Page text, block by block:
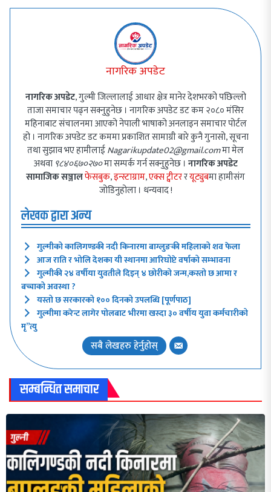
नागरिक अपडेट
नागरिक अपडेट, गुल्मी जिल्लालाई आधार क्षेत्र मानेर देशभरको पछिल्लो
ताजा समाचार पढ्न सक्नुहुनेछ । नागरिक अपडेट डट कम २०८० मंसिर
महिनाबाट संचालनमा आएको नेपाली भाषाको अनलाइन समाचार पोर्टल
हो । नागरिक अपडेट डट कममा प्रकाशित सामाग्री बारे कुनै गुनासो, सूचना
तथा सुझाव भए हामीलाईNagarikupdate02@gmail.comमा मेल
अथवा ९८४०६७०२७०मा सम्पर्क गर्न सक्नुहुनेछ । नागरिक अपडेट
सामाजिक सञ्जालफेसबुक,इन्स्टाग्राम,एक्स ट्वीटररयूट्युबमा हामीसंग
जोडिनुहोला । धन्यवाद !
लेखक द्वारा अन्य
गुल्मीको कालिगण्डकी नदी किनारमा बाग्लुङकी महिलाको शव फेला
आज राति र भोलि देशका यी स्थानमा आरिघोप्टे वर्षाको सम्भावना
गुल्मीकी २४ वर्षीया युवतीले दिइन् ४ छोरीको जन्म,कस्तो छ आमा र
बच्चाको अवस्था ?
यस्तो छ सरकारको १०० दिनको उपलब्धि [पूर्णपाठ]
गुल्मीमा करेन्ट लागेर पोलबाट भीरमा खस्दा ३० वर्षीय युवा कर्मचारीको
मृ”त्यु
सबै लेखहरु हेर्नुहोस्
सम्बन्धित समाचार